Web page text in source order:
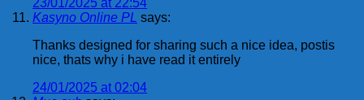
Kasyno Online PL says:
Thanks designed for sharing such a nice idea, postis
nice, thats why i have read it entirely
24/01/2025 at 02:04